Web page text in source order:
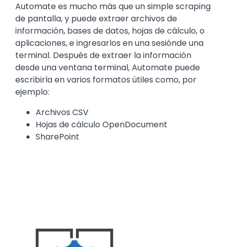
Automate es mucho más que un simple scraping
de pantalla, y puede extraer archivos de
información, bases de datos, hojas de cálculo, o
aplicaciones, e ingresarlos en una sesiónde una
terminal. Después de extraer la información
desde una ventana terminal, Automate puede
escribirla en varios formatos útiles como, por
ejemplo:
Archivos CSV
Hojas de cálculo OpenDocument
SharePoint